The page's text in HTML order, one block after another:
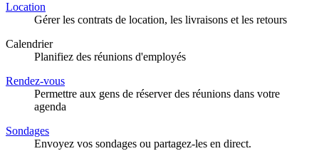
Location
Gérer les contrats de location, les livraisons et les retours
Calendrier
Planifiez des réunions d'employés
Rendez-vous
Permettre aux gens de réserver des réunions dans votre
agenda
Sondages
Envoyez vos sondages ou partagez-les en direct.